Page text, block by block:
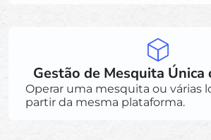
Gestão de Mesquita
Operar uma mesquita ou várias
partir da mesma plataforma.